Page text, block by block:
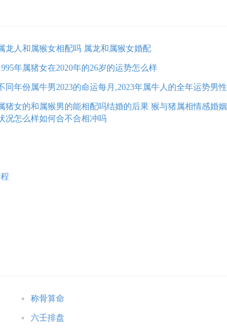
龙人和属猴女相配吗 属龙和属猴女婚配
年属猪女在2020年的26岁的运势怎么样
同年份属牛男2023的命运每月,2023年属牛人的全年运势男性
猪女的和属猴男的能相配吗结婚的后果 猴与猪属相情感婚姻
况怎么样如何合不合相冲吗
称骨算命
六壬排盘